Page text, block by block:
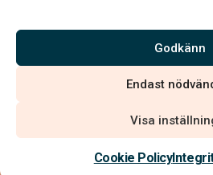
Godkänn
Endast
Visa
Cookie Policy
Hitta begravningsbyrå 020 - 99
Allmänna villkor